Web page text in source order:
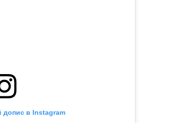
допис в Instagram